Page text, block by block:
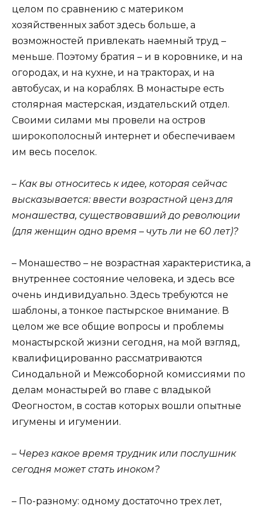
целом по сравнению с материком
хозяйственных забот здесь больше, а
возможностей привлекать наемный труд –
меньше. Поэтому братия – и в коровнике, и на
огородах, и на кухне, и на тракторах, и на
автобусах, и на кораблях. В монастыре есть
столярная мастерская, издательский отдел.
Своими силами мы провели на остров
широкополосный интернет и обеспечиваем
им весь поселок.
– Как вы относитесь к идее, которая сейчас
высказывается: ввести возрастной ценз для
монашества, существовавший до революции
(для женщин одно время – чуть ли не 60 лет)?
– Монашество – не возрастная характеристика, а
внутреннее состояние человека, и здесь все
очень индивидуально. Здесь требуются не
шаблоны, а тонкое пастырское внимание. В
целом же все общие вопросы и проблемы
монастырской жизни сегодня, на мой взгляд,
квалифицированно рассматриваются
Синодальной и Межсоборной комиссиями по
делам монастырей во главе с владыкой
Феогностом, в состав которых вошли опытные
игумены и игумении.
– Через какое время трудник или послушник
сегодня может стать иноком?
– По-разному: одному достаточно трех лет,